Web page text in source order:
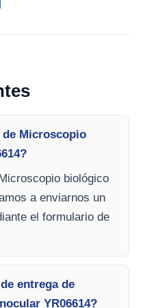
Microscopio
biológico
a enviarnos un
el formulario de
entrega de
YR06614?